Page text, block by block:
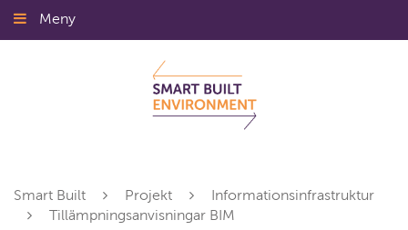
Gå
till
Meny
Smart Built Projekt
Informationsinfrastruktur
Tillämpningsanvisningar BIM